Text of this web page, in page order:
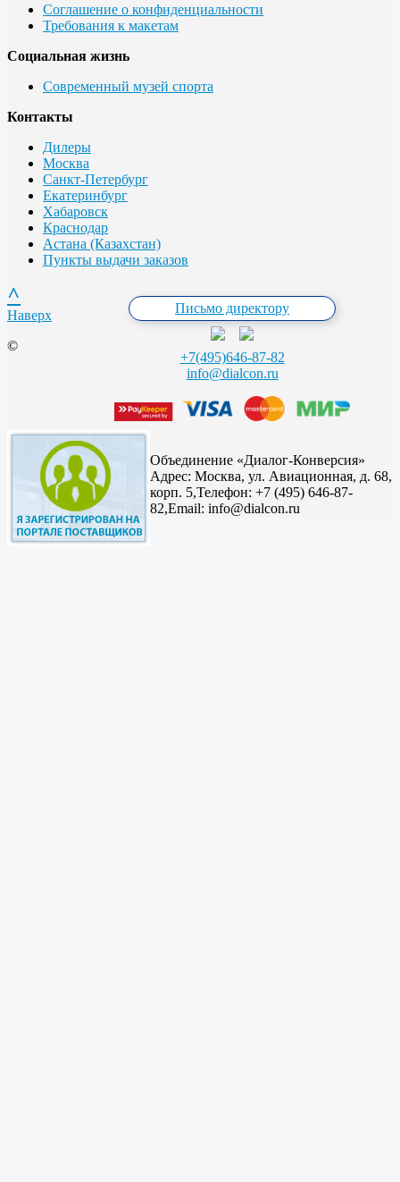
Соглашение о конфиденциальности
Требования к макетам
Социальная жизнь
Современный музей спорта
Контакты
Дилеры
Москва
Санкт-Петербург
Екатеринбург
Хабаровск
Краснодар
Астана (Казахстан)
Пункты выдачи заказов
Письмо директору
+7(495)646-87-82
info@dialcon.ru
^
Наверх
©
Объединение «Диалог-Конверсия»
Адрес: Москва, ул. Авиационная, д. 68,
корп. 5,Телефон: +7 (495) 646-87-
82,Email: info@dialcon.ru